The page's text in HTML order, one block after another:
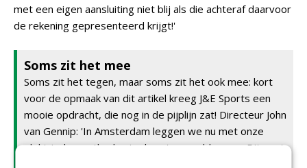
met een eigen aansluiting niet blij als die achteraf daarvoor
de rekening gepresenteerd krijgt!'
Soms zit het mee
Soms zit het tegen, maar soms zit het ook mee: kort
voor de opmaak van dit artikel kreeg J&E Sports een
mooie opdracht, die nog in de pijplijn zat! Directeur John
van Gennip: 'In Amsterdam leggen we nu met onze
elektrische methode vier kunstgrasvelden aan. Dit gaat